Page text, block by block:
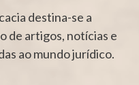
destina-se a
de artigos, notícias e
ao mundo jurídico.